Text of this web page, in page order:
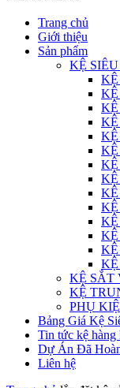
Trang chủ
Giới thiệu
Sản phẩm
KỆ
KỆ SẮT
KỆ
PHỤ
Bảng Giá Kệ
Tin tức kệ hàng
Dự Án Đã
Liên hệ